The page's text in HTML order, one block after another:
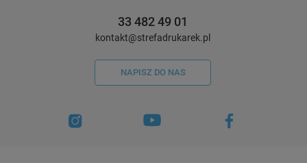
33 482 49 01
kontakt@strefadrukarek.pl
NAPISZ DO NAS